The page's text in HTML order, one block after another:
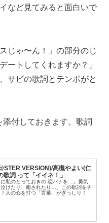
など見てみると面白いで
じゃ〜ん！」の部分のじ
ートしてくれますか？」
サビの歌詞とテンポがと
付しておきます。歌詞
VERSION)/高槻やよい(仁
歌詞 って「イイネ！」
に私のとっておきの 恋バナを…」勇気
けたり、癒されたり…、この歌詞をチ
人の心を打つ「言葉」がぎっしり！